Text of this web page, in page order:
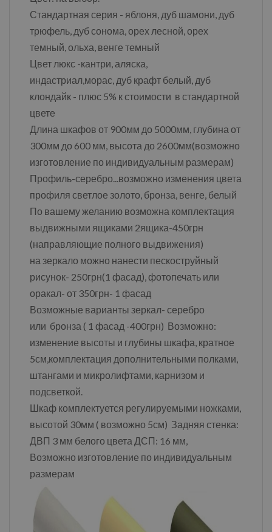
Стандартная серия - яблоня, дуб шамони, дуб
трюфель, дуб сонома, орех лесной, орех
темный, ольха, венге темный
Цвет люкс -кантри, аляска,
индастриал,морас, дуб крафт белый, дуб
клондайк - плюс 5% к стоимости в стандартной
цвете
Длина шкафов от 900мм до 5000мм, глубина от
300мм до 600 мм, высота до 2600мм(возможно
изготовление по индивидуальным размерам)
Профиль-серебро...возможно изменения цвета
профиля светлое золото, бронза, венге, белый
По вашему желанию возможна комплектация
выдвижными ящиками 2ящика-450грн
(направляющие полного выдвижения)
на зеркало можно нанести пескоструйный
рисунок- 250грн(1 фасад), фотопечать или
оракал- от 350грн- 1 фасад
Возможные варианты зеркал- серебро
или бронза ( 1 фасад -400грн) Возможно:
изменение высоты и глубины шкафа, кратное
5см,комплектация дополнительными полками,
штангами и микролифтами, карнизом и
подсветкой.
Шкаф комплектуется регулируемыми ножками,
высотой 30мм ( возможно 5см) Задняя стенка:
ДВП 3 мм белого цвета ДСП: 16 мм,
Возможно изготовление по индивидуальным
размерам